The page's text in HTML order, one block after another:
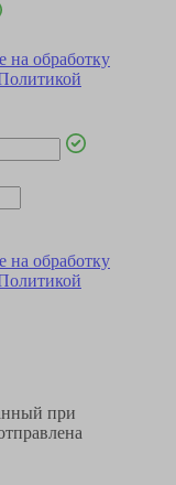
на обработку
на обработку
при